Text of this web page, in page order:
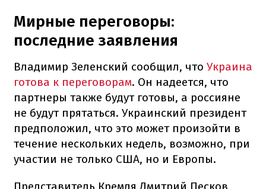
Мирные переговоры:
последние заявления
Владимир Зеленский сообщил, что Украина
готова к переговорам. Он надеется, что
партнеры также будут готовы, а россияне
не будут прятаться. Украинский президент
предположил, что это может произойти в
течение нескольких недель, возможно, при
участии не только США, но и Европы.
Представитель Кремля Дмитрий Песков